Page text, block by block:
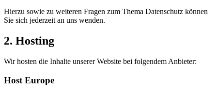
Hierzu sowie zu weiteren Fragen zum Thema Datenschutz können
Sie sich jederzeit an uns wenden.
2. Hosting
Wir hosten die Inhalte unserer Website bei folgendem Anbieter:
Host Europe